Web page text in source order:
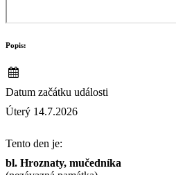
Popis:
Datum začátku události
Úterý 14.7.2026
Tento den je:
bl. Hroznaty, mučedníka